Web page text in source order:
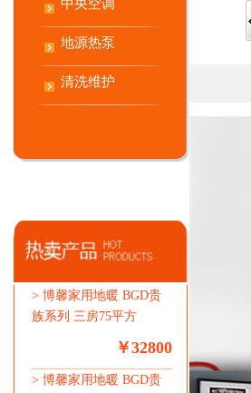
中央空调
地源热泵
清洗维护
> 博馨家用地暖 BGD贵
族系列 三房75平方
￥32800
> 博馨家用地暖 BGD贵